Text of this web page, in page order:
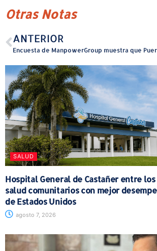
Otras Notas
ANTERIOR
SALUD
Hospital General de Castañer entre
salud comunitarios con mejor
de Estados Unidos
agosto 7, 2026